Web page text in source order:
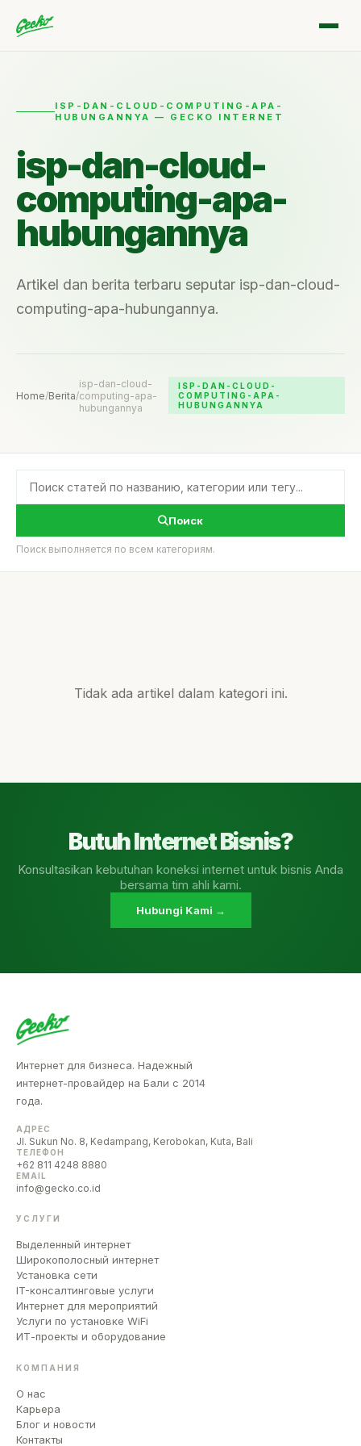
ISP-DAN-CLOUD-COMPUTING-APA-
HUBUNGANNYA — GECKO INTERNET
isp-dan-cloud-
computing-apa-
hubungannya
Artikel dan berita terbaru seputar isp-dan-cloud-
computing-apa-hubungannya.
Home/Berita/
isp-dan-cloud-
computing-apa-
hubungannya
ISP-DAN-CLOUD-
COMPUTING-APA-
HUBUNGANNYA
Поиск
Поиск выполняется по всем категориям.
Tidak ada artikel dalam kategori ini.
Butuh Internet Bisnis?
Konsultasikan kebutuhan koneksi internet untuk bisnis Anda
bersama tim ahli kami.
Hubungi Kami →
Интернет для бизнеса. Надежный
интернет-провайдер на Бали с 2014
года.
АДРЕС
Jl. Sukun No. 8, Kedampang, Kerobokan, Kuta, Bali
ТЕЛЕФОН
+62 811 4248 8880
EMAIL
info@gecko.co.id
УСЛУГИ
Выделенный интернет
Широкополосный интернет
Установка сети
IT-консалтинговые услуги
Интернет для мероприятий
Услуги по установке WiFi
ИТ-проекты и оборудование
КОМПАНИЯ
О нас
Карьера
Блог и новости
Контакты